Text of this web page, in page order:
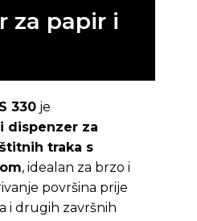
za papir i
330je
dispenzer za
traka s
, idealan za brzo i
površina prije
i drugih završnih